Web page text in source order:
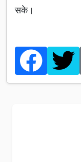
सके।